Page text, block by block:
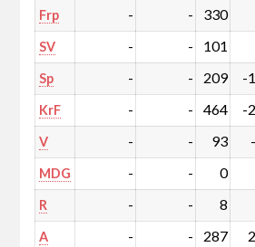
Frp - - 330
SV - - 101
Sp - - 209 -
KrF - - 464 -
V - - 93
MDG - - 0
R - - 8
A - - 287